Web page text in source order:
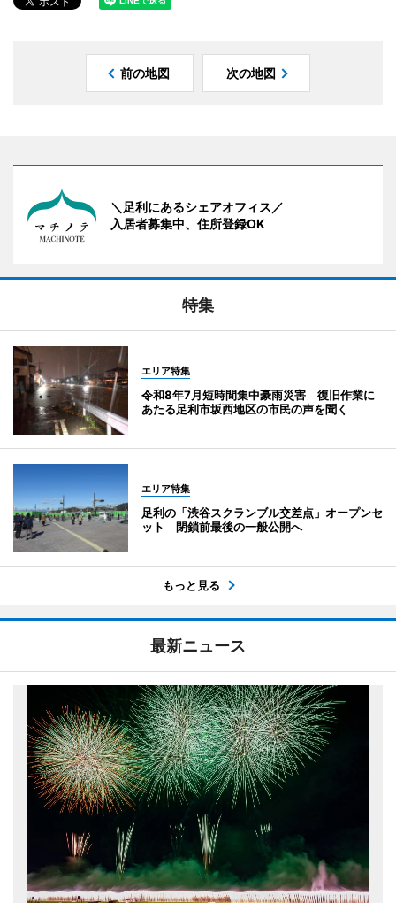
前の地図 次の地図
＼足利にあるシェアオフィス／
入居者募集中、住所登録OK
特集
エリア特集
令和8年7月短時間集中豪雨災害 復旧作業に
あたる足利市坂西地区の市民の声を聞く
エリア特集
足利の「渋谷スクランブル交差点」オープンセ
ット 閉鎖前最後の一般公開へ
もっと見る
最新ニュース